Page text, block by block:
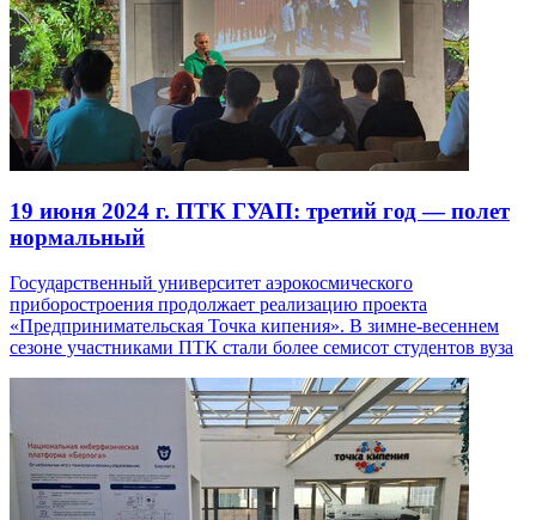
19 июня 2024 г. ПТК ГУАП: третий год — полет
нормальный
Государственный университет аэрокосмического
приборостроения продолжает реализацию проекта
«Предпринимательская Точка кипения». В зимне-весеннем
сезоне участниками ПТК стали более семисот студентов вуза